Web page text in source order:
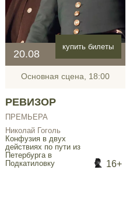
20.08
Основная сцена, 18:00
РЕВИЗОР
ПРЕМЬЕРА
Николай Гоголь
Конфузия в двух
действиях по пути из
Петербурга в
Подкатиловку
16+
купить билеты